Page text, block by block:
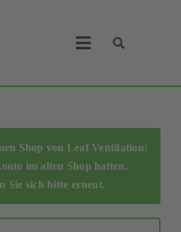
Toggle
Leaf Ventilation
Produkte
Service
Lüftungskonzept
Shop von Leaf Ventilation!
im alten Shop hatten,
Sie sich bitte erneut.